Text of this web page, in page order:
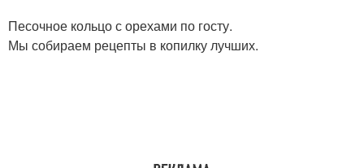
Песочное кольцо с орехами по госту.
Мы собираем рецепты в копилку лучших.